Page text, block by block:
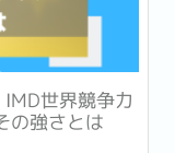
世界競争力
の強さとは